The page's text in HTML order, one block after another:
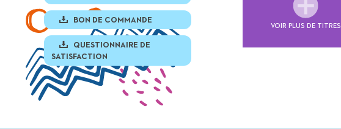
BON DE COMMANDE
QUESTIONNAIRE DE
SATISFACTION
VOIR PLUS DE TITRES